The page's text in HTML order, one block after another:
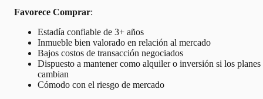
Favorece Comprar:
Estadía confiable de 3+ años
Inmueble bien valorado en relación al mercado
Bajos costos de transacción negociados
Dispuesto a mantener como alquiler o inversión si los planes
cambian
Cómodo con el riesgo de mercado